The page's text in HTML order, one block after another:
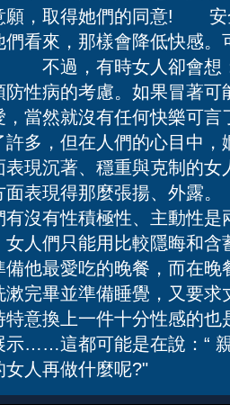
願，取得她們的同意!
們看來，那樣會降低快感
不過，有時女人卻會想
防性病的考慮。如果冒著
，當然就沒有任何快樂
許多，但在人們的心目中
表現沉著、穩重與克制的
面表現得那麼張揚、外露
有沒有性積極性、主動性
女人們只能用比較隱晦和
備他最愛吃的晚餐，而在
漱完畢並準備睡覺，又要
特意換上一件十分性感的
示……這都可能是在說：“
女人再做什麼呢?"